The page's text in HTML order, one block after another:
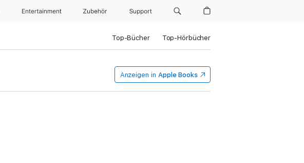
Entertainment Zubehör Support
Top-Bücher Top-Hörbücher
Anzeigen in Apple Books